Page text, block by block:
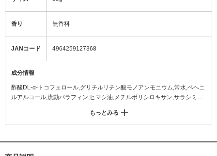
香り 無香料
JANコード 4964259127368
成分情報
酢酸DL-α-トコフェロール,グリチルリチン酸モノアンモニウム,常水,ベヘニ
ルアルコール,流動パラフィン,ヒマシ油,メチルポリシロキサン,サラシミツ
オール・1,2-オクタンジオール混合物,グリセリンモノ2-エチルヘキシルエ
ーテル,リン酸モノセチル,カルボキシビニルポリマー,1,3-ブチレングリコー
もっとみる